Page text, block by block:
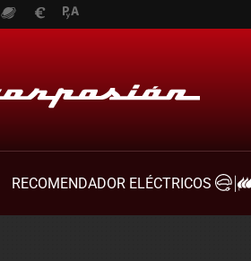
RECOMENDADOR ELÉCTRICOS